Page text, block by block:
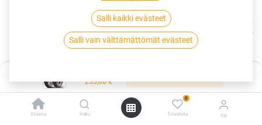
253,00€
Etusivu Haku
0
Toivelista Tili
120/80-16 60V DUNLOP ARROWMAX
STREETSMART RT
253,00€/ kpl
Saatavilla
Salli kaikki evästeet
Salli vain välttämättömät evästeet